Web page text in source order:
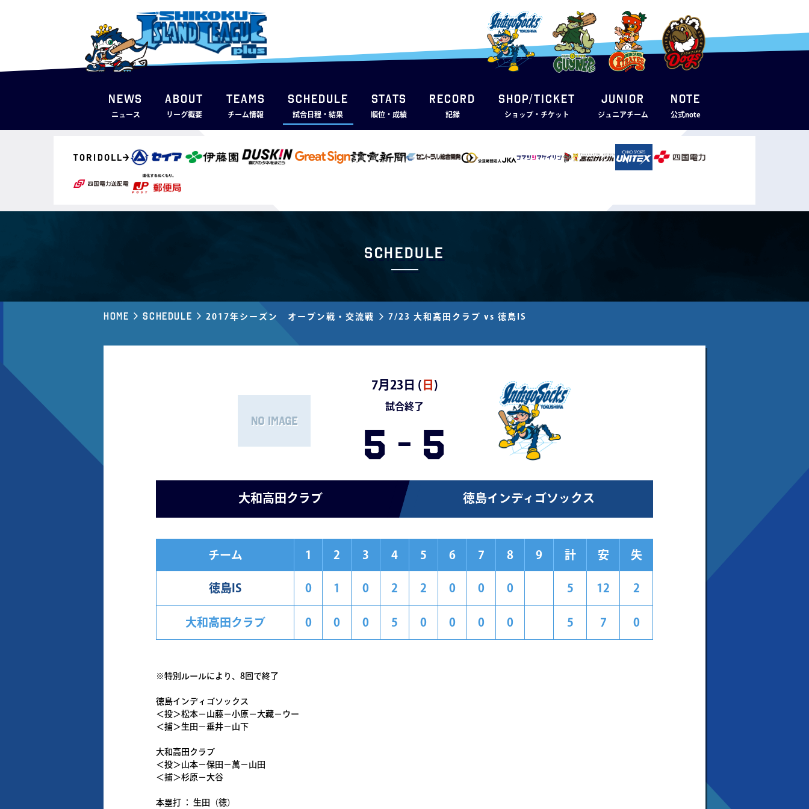
NEWS
ニュース
ABOUT
リーグ概要
TEAMS
チーム情報
SCHEDULE
試合日程・結果
STATS
順位・成績
RECORD
記録
SHOP/TICKET
ショップ・チケット
JUNIOR
ジュニアチーム
note
公式note
Schedule
Home Schedule 2017年シーズン オープン戦・交流戦 7/23 大和高田クラブ vs 徳島IS
7月23日 ( 日 )
試合終了
5 - 5
大和高田クラブ 徳島インディゴソックス
チーム 1 2 3 4 5 6 7 8 9 計 安 失
徳島IS 0 1 0 2 2 0 0 0 5 12 2
大和高田クラブ 0 0 0 5 0 0 0 0 5 7 0
※特別ルールにより、8回で終了
徳島インディゴソックス
＜投＞松本－山藤－小原－大藏－ウー
＜捕＞生田－垂井－山下
大和高田クラブ
＜投＞山本－保田－萬－山田
＜捕＞杉原－大谷
本塁打 ： 生田（徳）